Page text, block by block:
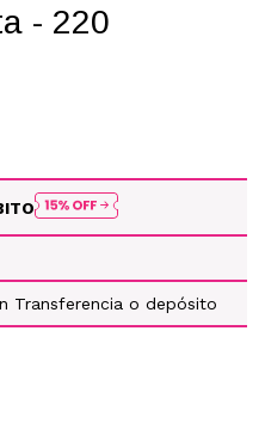
- 220
Transferencia o depósito